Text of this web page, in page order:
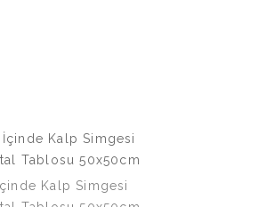
Kalp Simgesi